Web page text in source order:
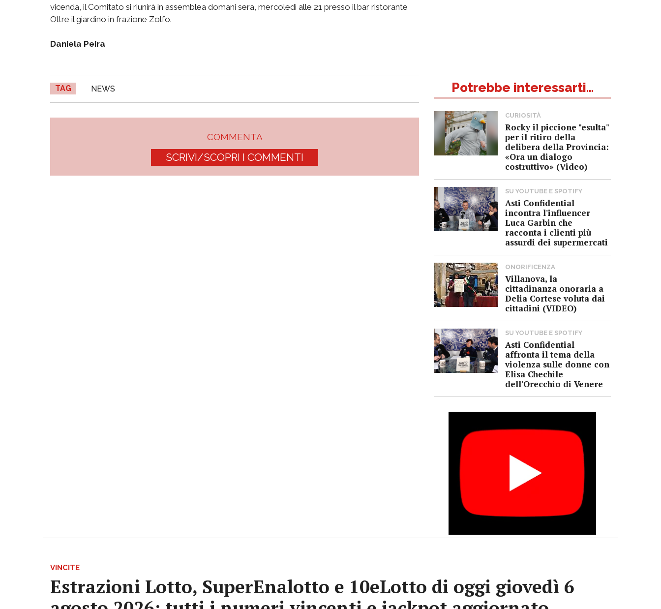
vicenda, il Comitato si riunirà in assemblea domani sera, mercoledì alle 21 presso il bar ristorante
Oltre il giardino in frazione Zolfo.
Daniela Peira
TAG NEWS
COMMENTA
SCRIVI/SCOPRI I COMMENTI
Potrebbe interessarti...
CURIOSITÀ
Rocky il piccione "esulta"
per il ritiro della
delibera della Provincia:
«Ora un dialogo
costruttivo» (Video)
SU YOUTUBE E SPOTIFY
Asti Confidential
incontra l'influencer
Luca Garbin che
racconta i clienti più
assurdi dei supermercati
ONORIFICENZA
Villanova, la
cittadinanza onoraria a
Delia Cortese voluta dai
cittadini (VIDEO)
SU YOUTUBE E SPOTIFY
Asti Confidential
affronta il tema della
violenza sulle donne con
Elisa Chechile
dell'Orecchio di Venere
VINCITE
Estrazioni Lotto, SuperEnalotto e 10eLotto di oggi giovedì 6